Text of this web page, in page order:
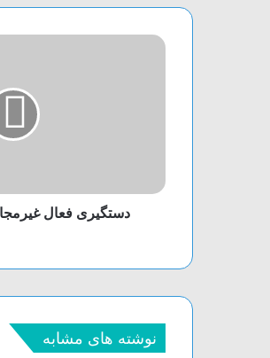
دستگیری فعال
نوشته های مشابه